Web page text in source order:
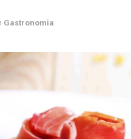
Gastronomia